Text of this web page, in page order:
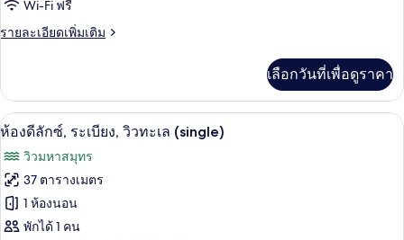
ระเบียง,
วิว
(single)
Wi-Fi ฟรี
รายละเอียดเพิ่มเติม
ราย
เกี่ยว
กับ
ห้อง
ท,
ระเบียง,
วิว
ทะเล
(single)
เลือกวันที่เพื่อดูราคา
เปิด
ภาพถ่าย
ทั้งหมด
ของ
ห้อง
1 ห้องนอน, เครื่องนอนระดับพรีเมียม,
5
ห้องดีลักซ์, ระเบียง, วิวทะเล (single)
วิวมหาสมุทร
37 ตารางเมตร
1 ห้องนอน
พักได้ 1 คน